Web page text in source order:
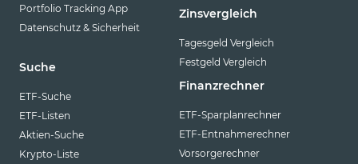
Vanguard
Virtune
WisdomTree
XACT
Xtrackers
Portfolio Tracking App
Datenschutz & Sicherheit
Suche
ETF-Suche
ETF-Listen
Aktien-Suche
Krypto-Liste
Zinsvergleich
Tagesgeld Vergleich
Festgeld Vergleich
Finanzrechner
ETF-Sparplanrechner
ETF-Entnahmerechner
Vorsorgerechner